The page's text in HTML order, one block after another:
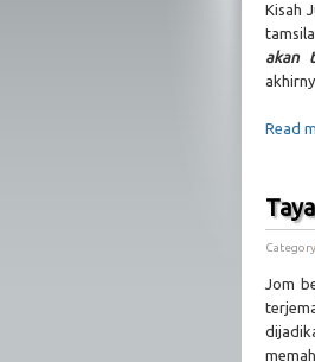
Kisah
akan
Read
Category
Jom